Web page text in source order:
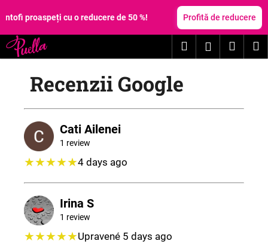
cu o reducere de 50 %! Profită de reducere
Căutare Coş
Recenzii Google
Cati Ailenei
1 review
★★★★★4 days ago
Irina S
1 review
★★★★★Upravené 5 days ago
o
ş
C